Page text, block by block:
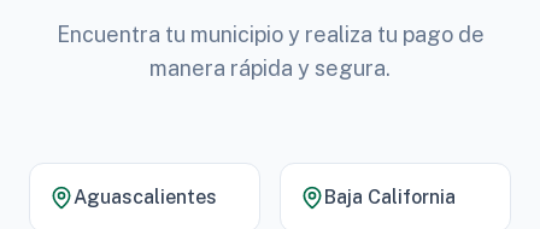
Encuentra tu municipio y realiza tu pago de
manera rápida y segura.
Aguascalientes Baja California